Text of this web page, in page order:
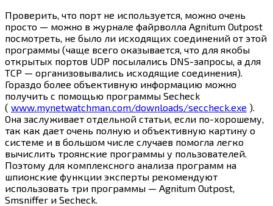
Проверить, что порт не используется, можно очень
просто — можно в журнале файрволла Agnitum Outpost
посмотреть, не было ли исходящих соединений от этой
программы (чаще всего оказывается, что для якобы
открытых портов UDP посылались DNS-запросы, а для
TCP — организовывались исходящие соединения).
Гораздо более объективную информацию можно
получить с помощью программы Secheck
( www.mynetwatchman.com/downloads/seccheck.exe ).
Она заслуживает отдельной статьи, если по-хорошему,
так как дает очень полную и объективную картину о
системе и в большом числе случаев помогла легко
вычислить троянские программы у пользователей.
Поэтому для комплексного анализа программ на
шпионские функции эксперты рекомендуют
использовать три программы — Agnitum Outpost,
Smsniffer и Secheck.